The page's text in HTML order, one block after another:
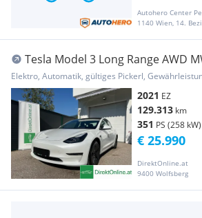
Autohero Center
1140 Wien, 14.
Tesla Model 3 Long Range AWD
Elektro, Automatik, gültiges Pickerl,
2021 EZ
129.313 km
351 PS (258 kW)
DirektOnline.at
9400 Wolfsberg
€ 25.990